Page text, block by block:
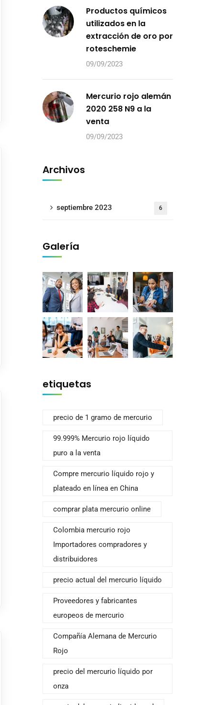
Productos químicos
utilizados en la
extracción de oro por
roteschemie
09/09/2023
Mercurio rojo alemán
2020 258 N9 a la
venta
09/09/2023
Archivos
septiembre 2023 6
Galería
etiquetas
precio de 1 gramo de mercurio
99.999% Mercurio rojo líquido
puro a la venta
Compre mercurio líquido rojo y
plateado en línea en China
comprar plata mercurio online
Colombia mercurio rojo
Importadores compradores y
distribuidores
precio actual del mercurio líquido
Proveedores y fabricantes
europeos de mercurio
Compañía Alemana de Mercurio
Rojo
precio del mercurio líquido por
onza